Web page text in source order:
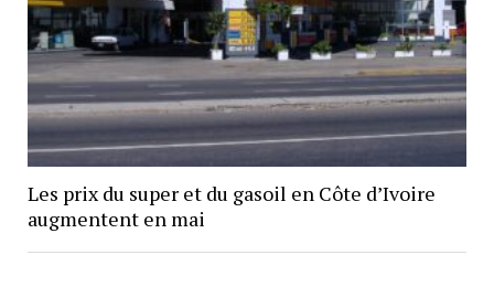
Les prix du super et du gasoil en Côte d’Ivoire
augmentent en mai